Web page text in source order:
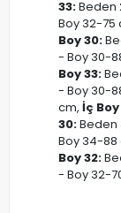
33:Beden
Boy 32-75
Boy 30:
- Boy 30-
Boy 33:
- Boy 30-
cm, İç
30:Beden
Boy 34-88
Boy 32:
- Boy 32-